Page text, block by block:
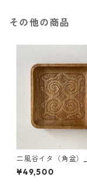
その他の商品
二風谷イタ（角盆）
¥49,500